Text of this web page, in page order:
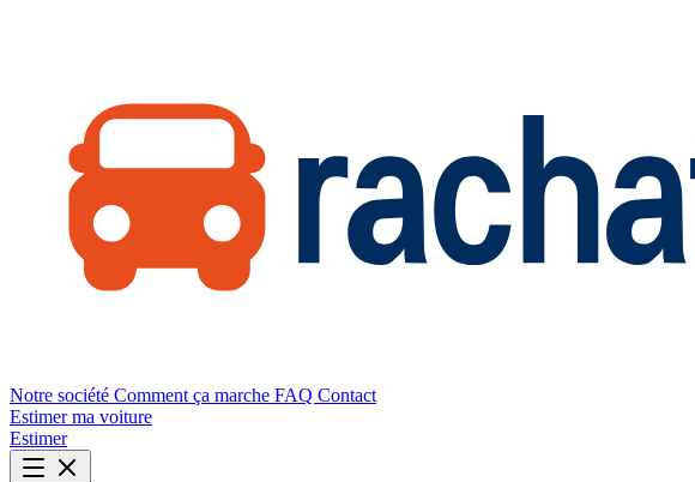
Notre société Comment ça marche FAQ Contact
Estimer ma voiture
Estimer